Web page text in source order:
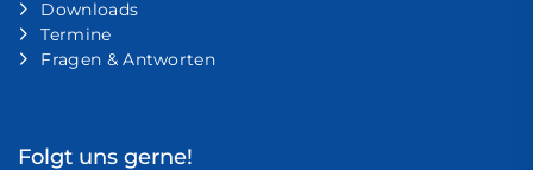
Downloads
Termine
Fragen & Antworten
Folgt uns gerne!